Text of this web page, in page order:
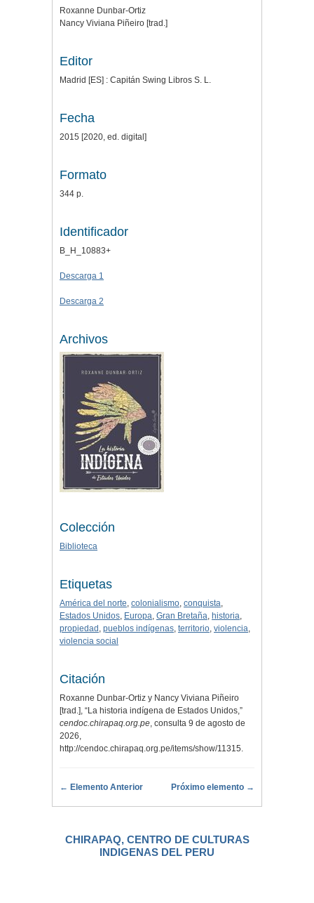
Roxanne Dunbar-Ortiz
Nancy Viviana Piñeiro [trad.]
Editor
Madrid [ES] : Capitán Swing Libros S. L.
Fecha
2015 [2020, ed. digital]
Formato
344 p.
Identificador
B_H_10883+
Descarga 1
Descarga 2
Archivos
Colección
Biblioteca
Etiquetas
América del norte, colonialismo, conquista,
Estados Unidos, Europa, Gran Bretaña, historia,
propiedad , pueblos indígenas, territorio, violencia,
violencia social
Citación
Roxanne Dunbar-Ortiz y Nancy Viviana Piñeiro
[trad.], “La historia indígena de Estados Unidos,”
cendoc.chirapaq.org.pe, consulta 9 de agosto de
2026,
http://cendoc.chirapaq.org.pe/items/show/11315.
← Elemento Anterior Próximo elemento →
CHIRAPAQ, CENTRO DE CULTURAS
INDIGENAS DEL PERU